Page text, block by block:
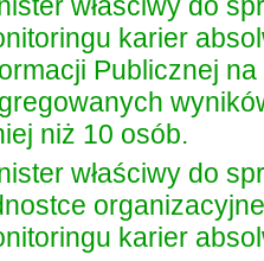
karier
Publicznej
niż 10 osób.
właściwy do
karier